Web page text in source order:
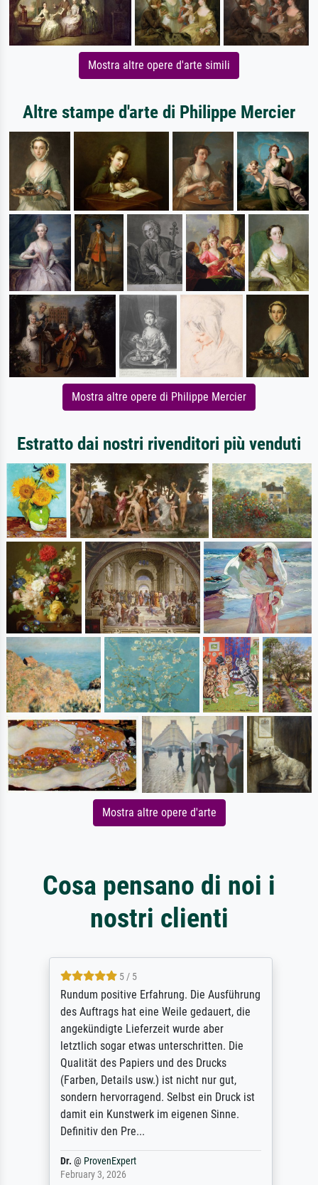
Mostra altre opere d'arte simili
Altre stampe d'arte di Philippe Mercier
Mostra altre opere di Philippe Mercier
Estratto dai nostri rivenditori più venduti
Mostra altre opere d'arte
Cosa pensano di noi i
nostri clienti
5 / 5
Rundum positive Erfahrung. Die Ausführung
des Auftrags hat eine Weile gedauert, die
angekündigte Lieferzeit wurde aber
letztlich sogar etwas unterschritten. Die
Qualität des Papiers und des Drucks
(Farben, Details usw.) ist nicht nur gut,
sondern hervorragend. Selbst ein Druck ist
damit ein Kunstwerk im eigenen Sinne.
Definitiv den Pre...
Dr.@ ProvenExpert
February 3, 2026